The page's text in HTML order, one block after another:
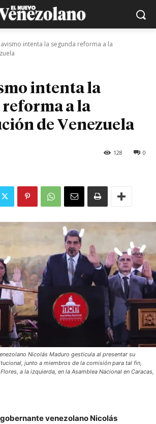
intenta la segunda reforma a la
intenta la
reforma a la
de Venezuela
0
128
Nicolás Maduro gesticula al presentar su
junto a miembros de la comisión para tal fin,
a la izquierda, en la Asamblea Nacional en Caracas,
venezolano Nicolás